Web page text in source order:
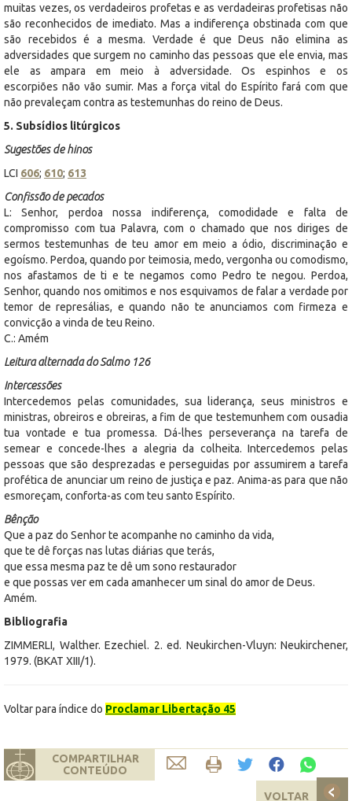
muitas vezes, os verdadeiros profetas e as verdadeiras profetisas não
são reconhecidos de imediato. Mas a indiferença obstinada com que
são recebidos é a mesma. Verdade é que Deus não elimina as
adversidades que surgem no caminho das pessoas que ele envia, mas
ele as ampara em meio à adversidade. Os espinhos e os
escorpiões não vão sumir. Mas a força vital do Espírito fará com que
não prevaleçam contra as testemunhas do reino de Deus.
5. Subsídios litúrgicos
Sugestões de hinos
LCI 606; 610; 613
Confissão de pecados
L: Senhor, perdoa nossa indiferença, comodidade e falta de
compromisso com tua Palavra, com o chamado que nos diriges de
sermos testemunhas de teu amor em meio a ódio, discriminação e
egoísmo. Perdoa, quando por teimosia, medo, vergonha ou comodismo,
nos afastamos de ti e te negamos como Pedro te negou. Perdoa,
Senhor, quando nos omitimos e nos esquivamos de falar a verdade por
temor de represálias, e quando não te anunciamos com firmeza e
convicção a vinda de teu Reino.
C.: Amém
Leitura alternada do Salmo 126
Intercessões
Intercedemos pelas comunidades, sua liderança, seus ministros e
ministras, obreiros e obreiras, a fim de que testemunhem com ousadia
tua vontade e tua promessa. Dá-lhes perseverança na tarefa de
semear e concede-lhes a alegria da colheita. Intercedemos pelas
pessoas que são desprezadas e perseguidas por assumirem a tarefa
profética de anunciar um reino de justiça e paz. Anima-as para que não
esmoreçam, conforta-as com teu santo Espírito.
Bênção
Que a paz do Senhor te acompanhe no caminho da vida,
que te dê forças nas lutas diárias que terás,
que essa mesma paz te dê um sono restaurador
e que possas ver em cada amanhecer um sinal do amor de Deus.
Amém.
Bibliografia
ZIMMERLI, Walther. Ezechiel. 2. ed. Neukirchen-Vluyn: Neukirchener,
1979. (BKAT XIII/1).
Voltar para índice do Proclamar Libertação 45
COMPARTILHAR
CONTEÚDO
VOLTAR